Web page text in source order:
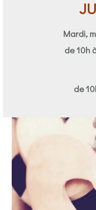
Mardi,
de 10h
de